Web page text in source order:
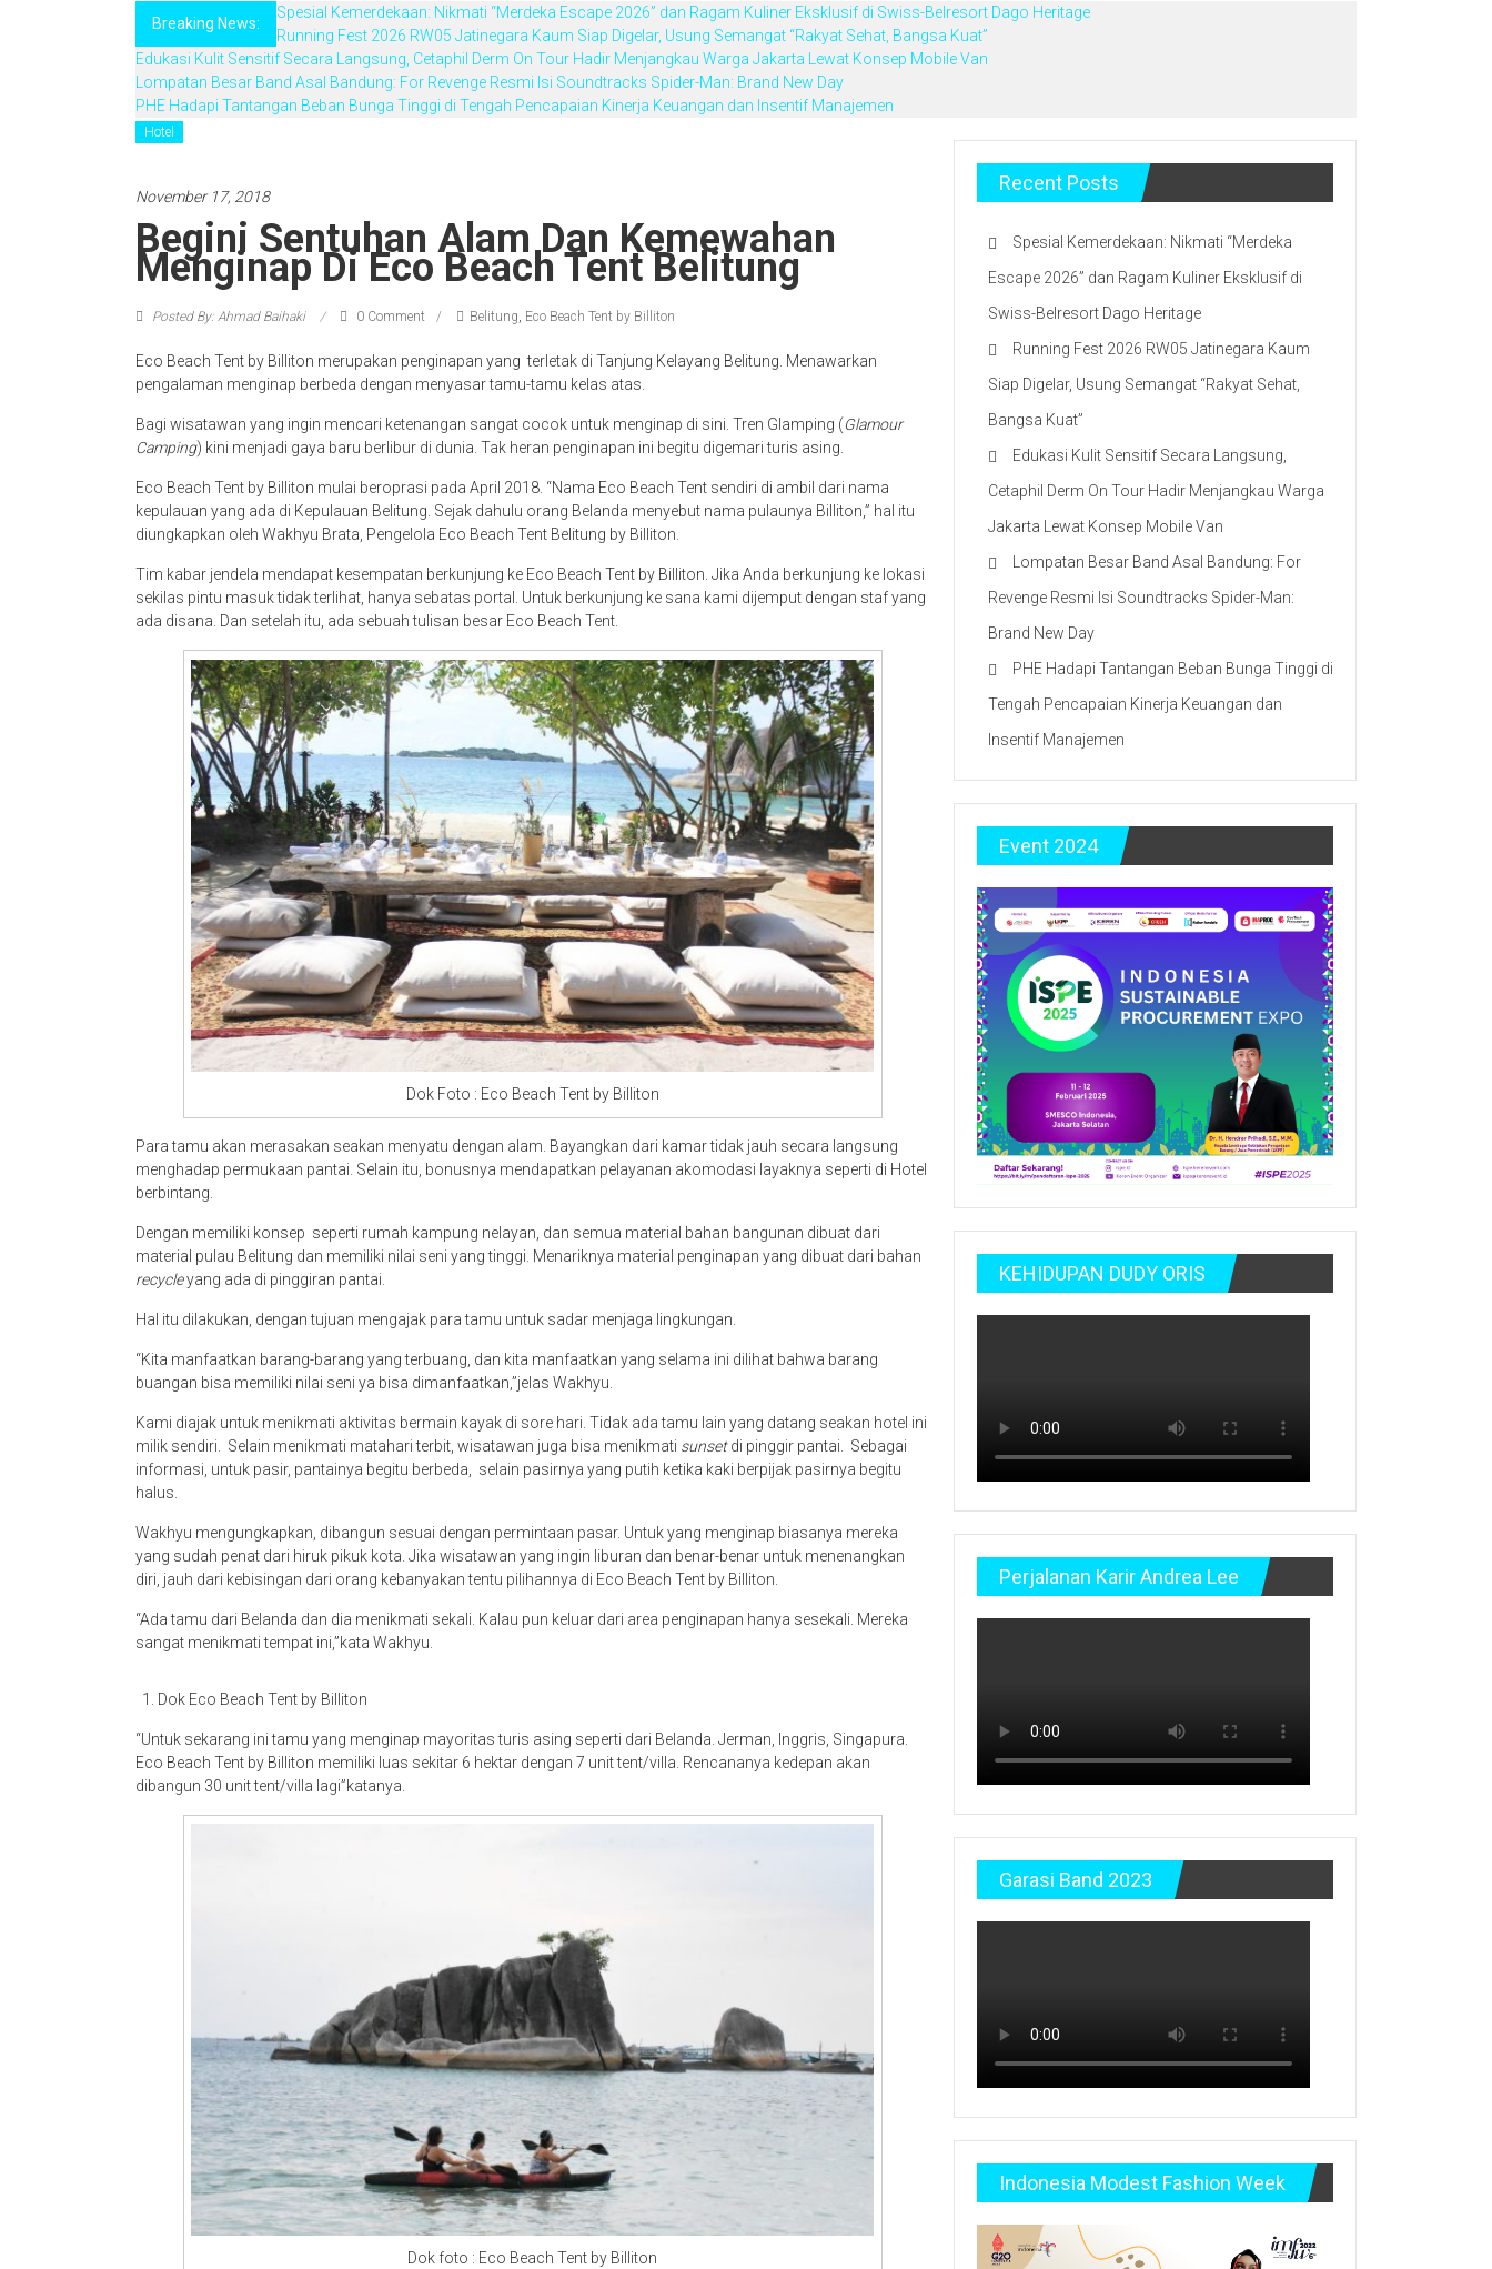
Breaking News:
Spesial Kemerdekaan: Nikmati “Merdeka Escape 2026” dan Ragam Kuliner Eksklusif di Swiss-Belresort Dago Heritage
Running Fest 2026 RW05 Jatinegara Kaum Siap Digelar, Usung Semangat “Rakyat Sehat, Bangsa Kuat”
Edukasi Kulit Sensitif Secara Langsung, Cetaphil Derm On Tour Hadir Menjangkau Warga Jakarta Lewat Konsep Mobile Van
Lompatan Besar Band Asal Bandung: For Revenge Resmi Isi Soundtracks Spider-Man: Brand New Day
PHE Hadapi Tantangan Beban Bunga Tinggi di Tengah Pencapaian Kinerja Keuangan dan Insentif Manajemen
Hotel
November 17, 2018
Begini Sentuhan Alam Dan Kemewahan
Menginap Di Eco Beach Tent Belitung
Posted By: Ahmad Baihaki 0 Comment Belitung, Eco Beach Tent by Billiton
Eco Beach Tent by Billiton merupakan penginapan yang terletak di Tanjung Kelayang Belitung. Menawarkan
pengalaman menginap berbeda dengan menyasar tamu-tamu kelas atas.
Bagi wisatawan yang ingin mencari ketenangan sangat cocok untuk menginap di sini. Tren Glamping (Glamour
Camping) kini menjadi gaya baru berlibur di dunia. Tak heran penginapan ini begitu digemari turis asing.
Eco Beach Tent by Billiton mulai beroprasi pada April 2018. “Nama Eco Beach Tent sendiri di ambil dari nama
kepulauan yang ada di Kepulauan Belitung. Sejak dahulu orang Belanda menyebut nama pulaunya Billiton,” hal itu
diungkapkan oleh Wakhyu Brata, Pengelola Eco Beach Tent Belitung by Billiton.
Tim kabar jendela mendapat kesempatan berkunjung ke Eco Beach Tent by Billiton. Jika Anda berkunjung ke lokasi
sekilas pintu masuk tidak terlihat, hanya sebatas portal. Untuk berkunjung ke sana kami dijemput dengan staf yang
ada disana. Dan setelah itu, ada sebuah tulisan besar Eco Beach Tent.
Dok Foto : Eco Beach Tent by Billiton
Para tamu akan merasakan seakan menyatu dengan alam. Bayangkan dari kamar tidak jauh secara langsung
menghadap permukaan pantai. Selain itu, bonusnya mendapatkan pelayanan akomodasi layaknya seperti di Hotel
berbintang.
Dengan memiliki konsep seperti rumah kampung nelayan, dan semua material bahan bangunan dibuat dari
material pulau Belitung dan memiliki nilai seni yang tinggi. Menariknya material penginapan yang dibuat dari bahan
recycleyang ada di pinggiran pantai.
Hal itu dilakukan, dengan tujuan mengajak para tamu untuk sadar menjaga lingkungan.
“Kita manfaatkan barang-barang yang terbuang, dan kita manfaatkan yang selama ini dilihat bahwa barang
buangan bisa memiliki nilai seni ya bisa dimanfaatkan,”jelas Wakhyu.
Kami diajak untuk menikmati aktivitas bermain kayak di sore hari. Tidak ada tamu lain yang datang seakan hotel ini
milik sendiri. Selain menikmati matahari terbit, wisatawan juga bisa menikmati sunsetdi pinggir pantai. Sebagai
informasi, untuk pasir, pantainya begitu berbeda, selain pasirnya yang putih ketika kaki berpijak pasirnya begitu
halus.
Wakhyu mengungkapkan, dibangun sesuai dengan permintaan pasar. Untuk yang menginap biasanya mereka
yang sudah penat dari hiruk pikuk kota. Jika wisatawan yang ingin liburan dan benar-benar untuk menenangkan
diri, jauh dari kebisingan dari orang kebanyakan tentu pilihannya di Eco Beach Tent by Billiton.
“Ada tamu dari Belanda dan dia menikmati sekali. Kalau pun keluar dari area penginapan hanya sesekali. Mereka
sangat menikmati tempat ini,”kata Wakhyu.
Dok Eco Beach Tent by Billiton
“Untuk sekarang ini tamu yang menginap mayoritas turis asing seperti dari Belanda. Jerman, Inggris, Singapura.
Eco Beach Tent by Billiton memiliki luas sekitar 6 hektar dengan 7 unit tent/villa. Rencananya kedepan akan
dibangun 30 unit tent/villa lagi”katanya.
Dok foto : Eco Beach Tent by Billiton
Recent Posts
Spesial Kemerdekaan: Nikmati “Merdeka
Escape 2026” dan Ragam Kuliner Eksklusif di
Swiss-Belresort Dago Heritage
Running Fest 2026 RW05 Jatinegara Kaum
Siap Digelar, Usung Semangat “Rakyat Sehat,
Bangsa Kuat”
Edukasi Kulit Sensitif Secara Langsung,
Cetaphil Derm On Tour Hadir Menjangkau Warga
Jakarta Lewat Konsep Mobile Van
Lompatan Besar Band Asal Bandung: For
Revenge Resmi Isi Soundtracks Spider-Man:
Brand New Day
PHE Hadapi Tantangan Beban Bunga Tinggi di
Tengah Pencapaian Kinerja Keuangan dan
Insentif Manajemen
Event 2024
KEHIDUPAN DUDY ORIS
Perjalanan Karir Andrea Lee
Garasi Band 2023
Indonesia Modest Fashion Week